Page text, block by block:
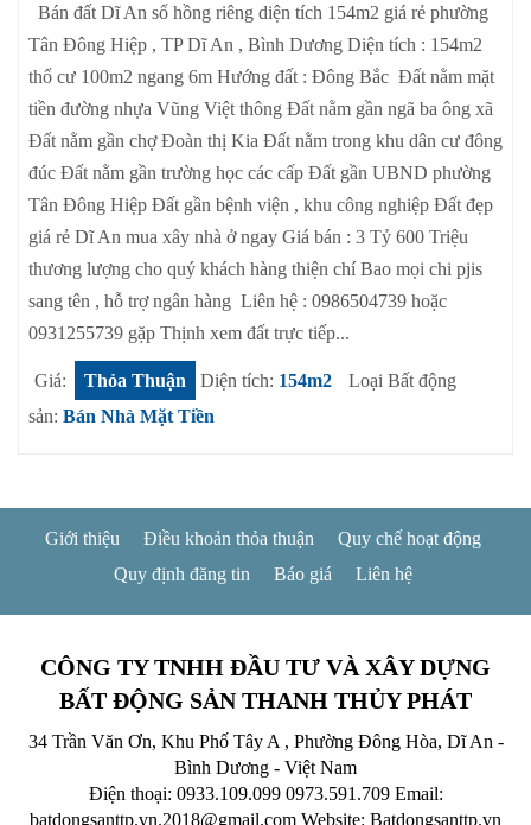
Bán đất Dĩ An sổ hồng riêng diện tích 154m2 giá rẻ phường
Tân Đông Hiệp , TP Dĩ An , Bình Dương Diện tích : 154m2
thổ cư 100m2 ngang 6m Hướng đất : Đông Bắc Đất nằm mặt
tiền đường nhựa Vũng Việt thông Đất nằm gần ngã ba ông xã
Đất nằm gần chợ Đoàn thị Kia Đất nằm trong khu dân cư đông
đúc Đất nằm gần trường học các cấp Đất gần UBND phường
Tân Đông Hiệp Đất gần bệnh viện , khu công nghiệp Đất đẹp
giá rẻ Dĩ An mua xây nhà ở ngay Giá bán : 3 Tỷ 600 Triệu
thương lượng cho quý khách hàng thiện chí Bao mọi chi pjis
sang tên , hỗ trợ ngân hàng Liên hệ : 0986504739 hoặc
0931255739 gặp Thịnh xem đất trực tiếp...
Giá: Thỏa Thuận Diện tích: 154m2
Loại Bất động
sản: Bán Nhà Mặt Tiền
Giới thiệu Điều khoản thỏa thuận
Quy chế hoạt động
Quy định đăng tin
Báo giá Liên hệ
CÔNG TY TNHH ĐẦU TƯ VÀ XÂY DỰNG
BẤT ĐỘNG SẢN THANH THỦY PHÁT
34 Trần Văn Ơn, Khu Phố Tây A , Phường Đông Hòa, Dĩ An -
Bình Dương - Việt Nam
Điện thoại: 0933.109.099 0973.591.709 Email:
batdongsanttp.vn.2018@gmail.com Website: Batdongsanttp.vn